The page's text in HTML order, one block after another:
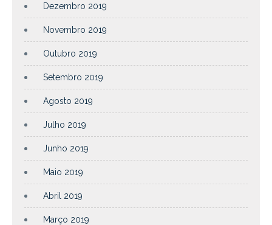
Dezembro 2019
Novembro 2019
Outubro 2019
Setembro 2019
Agosto 2019
Julho 2019
Junho 2019
Maio 2019
Abril 2019
Março 2019